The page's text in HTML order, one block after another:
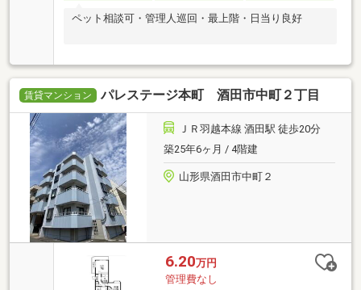
ペット相談可・管理人巡回・最上階・日当り良好
賃貸マンション パレステージ本町 酒田市中町２丁目
ＪＲ羽越本線 酒田駅 徒歩20分
築25年6ヶ月 / 4階建
山形県酒田市中町２
6.20万円
管理費なし